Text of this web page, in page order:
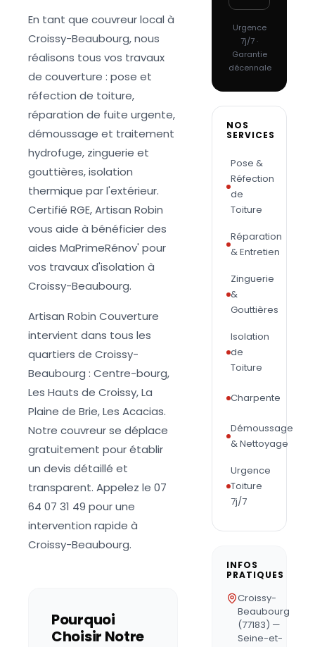
En tant que couvreur local à
Croissy-Beaubourg, nous
réalisons tous vos travaux
de couverture : pose et
réfection de toiture,
réparation de fuite urgente,
démoussage et traitement
hydrofuge, zinguerie et
gouttières, isolation
thermique par l'extérieur.
Certifié RGE, Artisan Robin
vous aide à bénéficier des
aides MaPrimeRénov' pour
vos travaux d'isolation à
Croissy-Beaubourg.
Artisan Robin Couverture
intervient dans tous les
quartiers de Croissy-
Beaubourg : Centre-bourg,
Les Hauts de Croissy, La
Plaine de Brie, Les Acacias.
Notre couvreur se déplace
gratuitement pour établir
un devis détaillé et
transparent. Appelez le 07
64 07 31 49 pour une
intervention rapide à
Croissy-Beaubourg.
Pourquoi
Choisir Notre
Urgence
7j/7 ·
Garantie
décennale
NOS
SERVICES
Pose &
Réfection
de
Toiture
Réparation
& Entretien
Zinguerie
&
Gouttières
Isolation
de
Toiture
Charpente
Démoussage
& Nettoyage
Urgence
Toiture
7j/7
INFOS
PRATIQUES
Croissy-
Beaubourg
(77183) —
Seine-et-